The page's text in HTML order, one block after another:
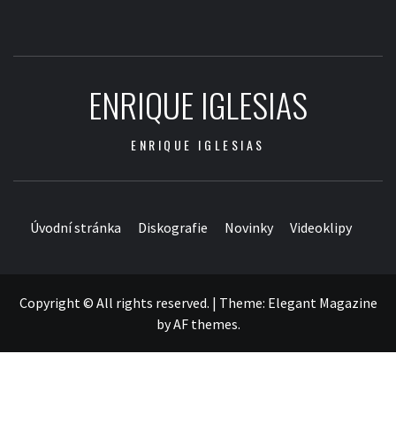
ENRIQUE IGLESIAS
ENRIQUE IGLESIAS
Úvodní stránka Diskografie Novinky Videoklipy
Copyright © All rights reserved. | Theme: Elegant Magazine
byAF themes.